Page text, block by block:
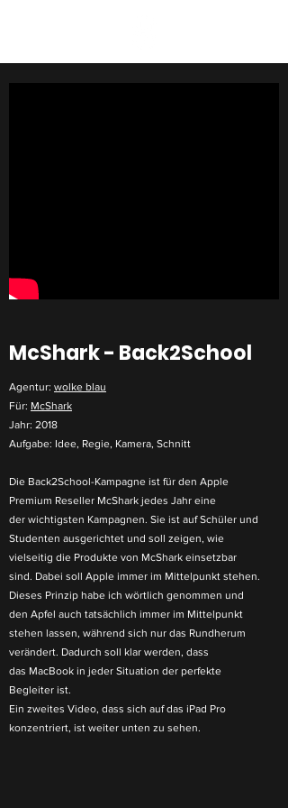
McShark - Back2School
Agentur: wolke blau
Für: McShark
Jahr: 2018
Aufgabe: Idee, Regie, Kamera, Schnitt
Die Back2School-Kampagne ist für den Apple
Premium Reseller McShark jedes Jahr eine
der wichtigsten Kampagnen. Sie ist auf Schüler und
Studenten ausgerichtet und soll zeigen, wie
vielseitig die Produkte von McShark einsetzbar
sind. Dabei soll Apple immer im Mittelpunkt stehen.
Dieses Prinzip habe ich wörtlich genommen und
den Apfel auch tatsächlich immer im Mittelpunkt
stehen lassen, während sich nur das Rundherum
verändert. Dadurch soll klar werden, dass
das MacBook in jeder Situation der perfekte
Begleiter ist.
Ein zweites Video, dass sich auf das iPad Pro
konzentriert, ist weiter unten zu sehen.